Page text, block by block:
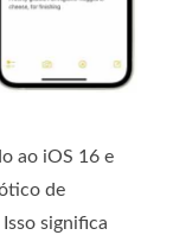
ao iOS 16 e
de
significa